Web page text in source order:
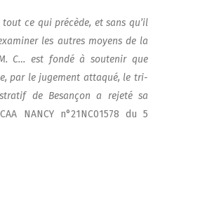
ce qui pré­cède, et sans qu’il
les autres moyens de la
C… est fon­dé à sou­te­nir que
par le juge­ment atta­qué, le tri­
de Besan­çon a reje­té sa
NANCY n°21NC01578 du 5